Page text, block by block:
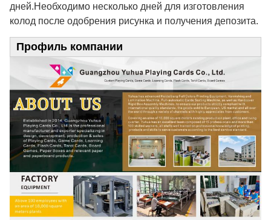
дней.Необходимо несколько дней для изготовления
колод после одобрения рисунка и получения депозита.
Профиль компании